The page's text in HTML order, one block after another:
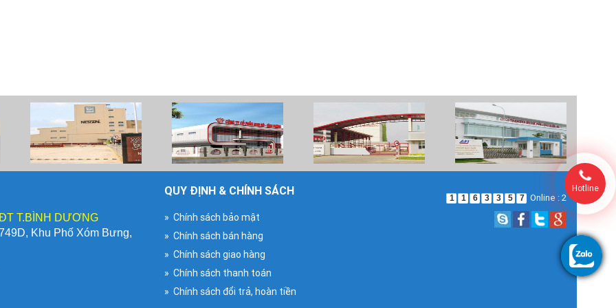
T.BÌNH DƯƠNG
Khu Phố Xóm Bưng,
QUY ĐỊNH & CHÍNH SÁCH
» Chính sách bảo mật
» Chính sách bán hàng
» Chính sách giao hàng
» Chính sách thanh toán
» Chính sách đổi trả, hoàn tiền
1 1 6 3 3 5 7 Online : 2
Hotline